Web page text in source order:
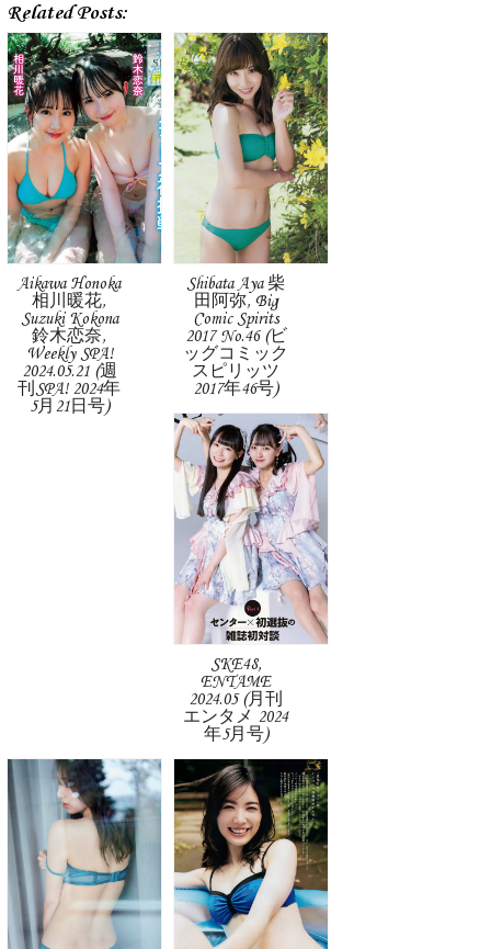
Related Posts:
Aikawa Honoka
相川暖花,
Suzuki Kokona
鈴木恋奈,
Weekly SPA!
2024.05.21 (週
刊SPA! 2024年
5月21日号)
Shibata Aya 柴
田阿弥, Big
Comic Spirits
2017 No.46 (ビ
ッグコミック
スピリッツ
2017年46号)
SKE48,
ENTAME
2024.05 (月刊
エンタメ 2024
年5月号)